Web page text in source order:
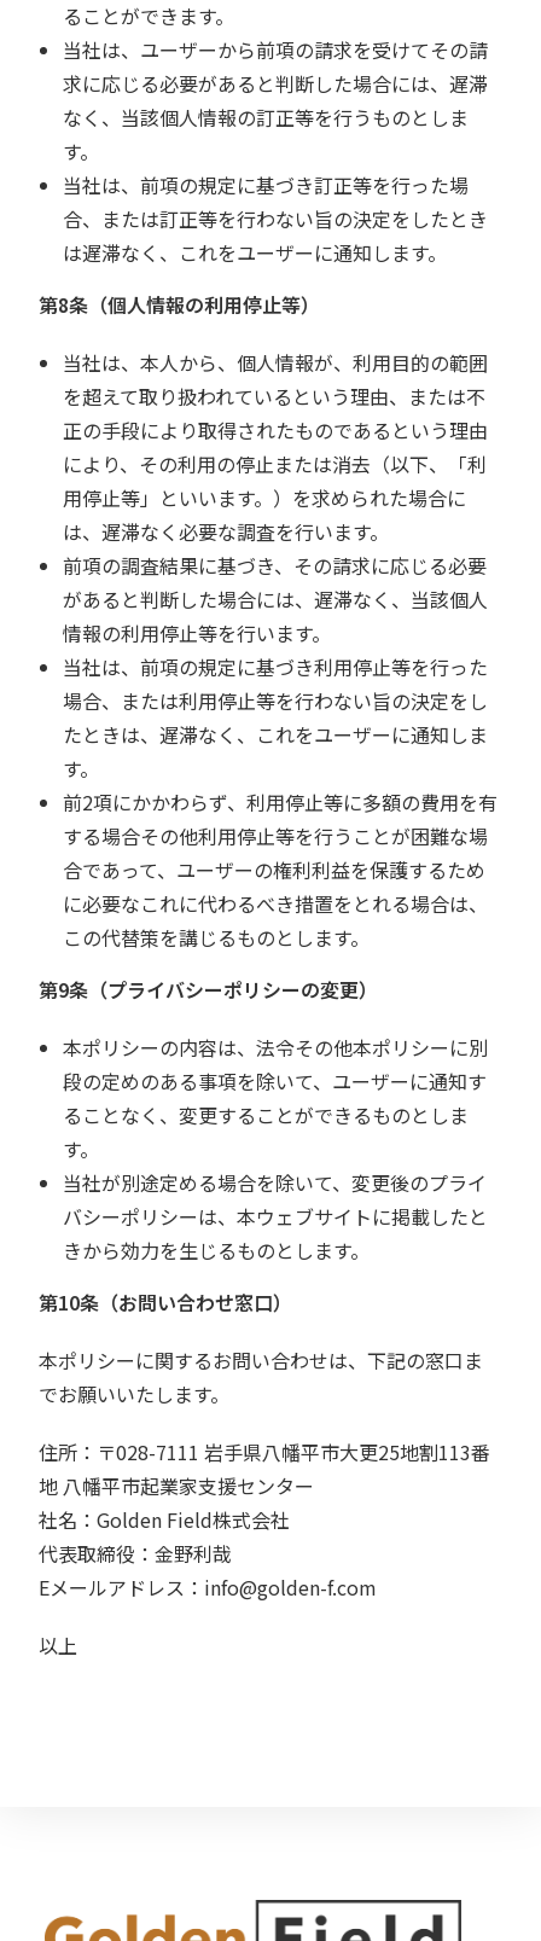
ることができます。
当社は、ユーザーから前項の請求を受けてその請
求に応じる必要があると判断した場合には、遅滞
なく、当該個人情報の訂正等を行うものとしま
す。
当社は、前項の規定に基づき訂正等を行った場
合、または訂正等を行わない旨の決定をしたとき
は遅滞なく、これをユーザーに通知します。
第8条（個人情報の利用停止等）
当社は、本人から、個人情報が、利用目的の範囲
を超えて取り扱われているという理由、または不
正の手段により取得されたものであるという理由
により、その利用の停止または消去（以下、「利
用停止等」といいます。）を求められた場合に
は、遅滞なく必要な調査を行います。
前項の調査結果に基づき、その請求に応じる必要
があると判断した場合には、遅滞なく、当該個人
情報の利用停止等を行います。
当社は、前項の規定に基づき利用停止等を行った
場合、または利用停止等を行わない旨の決定をし
たときは、遅滞なく、これをユーザーに通知しま
す。
前2項にかかわらず、利用停止等に多額の費用を有
する場合その他利用停止等を行うことが困難な場
合であって、ユーザーの権利利益を保護するため
に必要なこれに代わるべき措置をとれる場合は、
この代替策を講じるものとします。
第9条（プライバシーポリシーの変更）
本ポリシーの内容は、法令その他本ポリシーに別
段の定めのある事項を除いて、ユーザーに通知す
ることなく、変更することができるものとしま
す。
当社が別途定める場合を除いて、変更後のプライ
バシーポリシーは、本ウェブサイトに掲載したと
きから効力を生じるものとします。
第10条（お問い合わせ窓口）
本ポリシーに関するお問い合わせは、下記の窓口ま
でお願いいたします。
住所：〒028-7111 岩手県八幡平市大更25地割113番
地 八幡平市起業家支援センター
社名：Golden Field株式会社
代表取締役：金野利哉
Eメールアドレス：info@golden-f.com
以上